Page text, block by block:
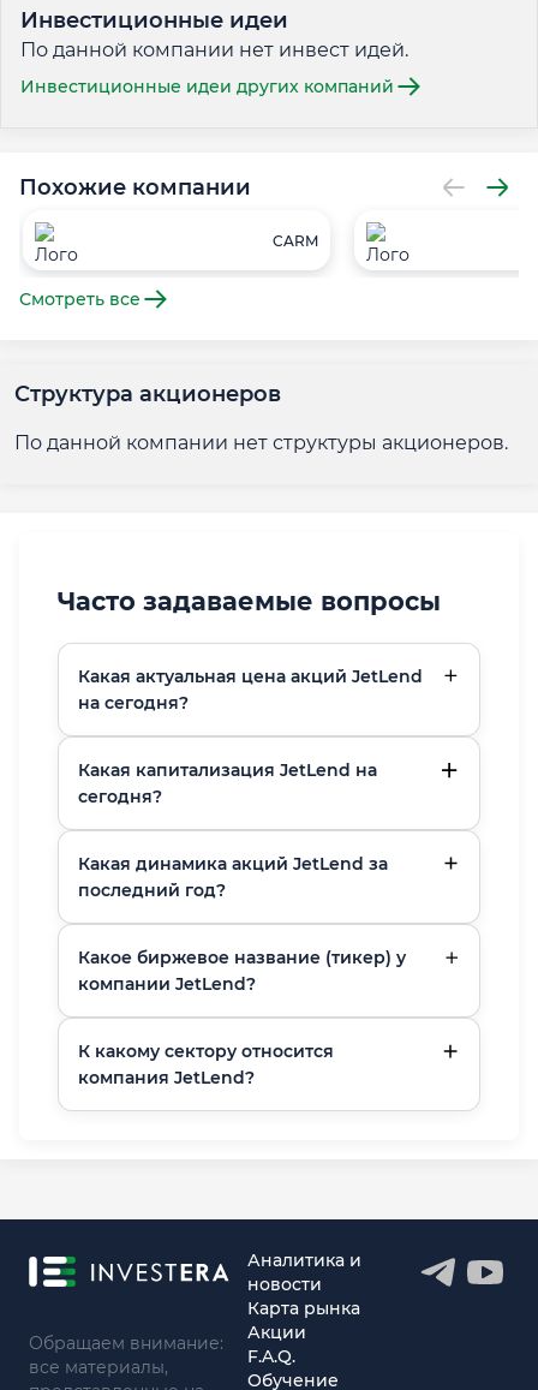
Инвестиционные идеи
По данной компании нет инвест идей.
Инвестиционные идеи других компаний
Похожие компании
CARM
Смотреть все
Структура акционеров
По данной компании нет структуры акционеров.
Часто задаваемые вопросы
Какая актуальная цена акций JetLend
на сегодня?
Какая капитализация JetLend на
сегодня?
Какая динамика акций JetLend за
последний год?
Какое биржевое название (тикер) у
компании JetLend?
К какому сектору относится
компания JetLend?
Обращаем внимание:
все материалы,
Аналитика и
новости
Карта рынка
Акции
F.A.Q.
Обучение